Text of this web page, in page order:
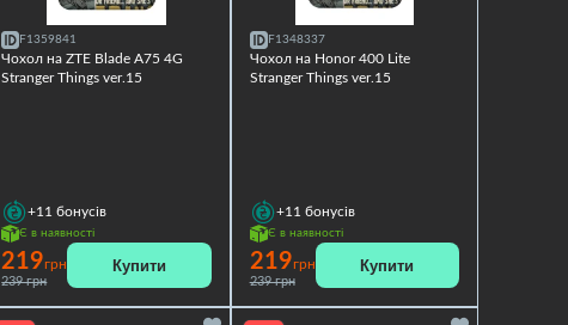
F1359841
Чохол на ZTE Blade A75 4G
Stranger Things ver.15
+11 бонусів
Є в наявності
219грн
239 грн
Купити
F1348337
Чохол на Honor 400 Lite
Stranger Things ver.15
+11 бонусів
Є в наявності
219грн
239 грн
Купити